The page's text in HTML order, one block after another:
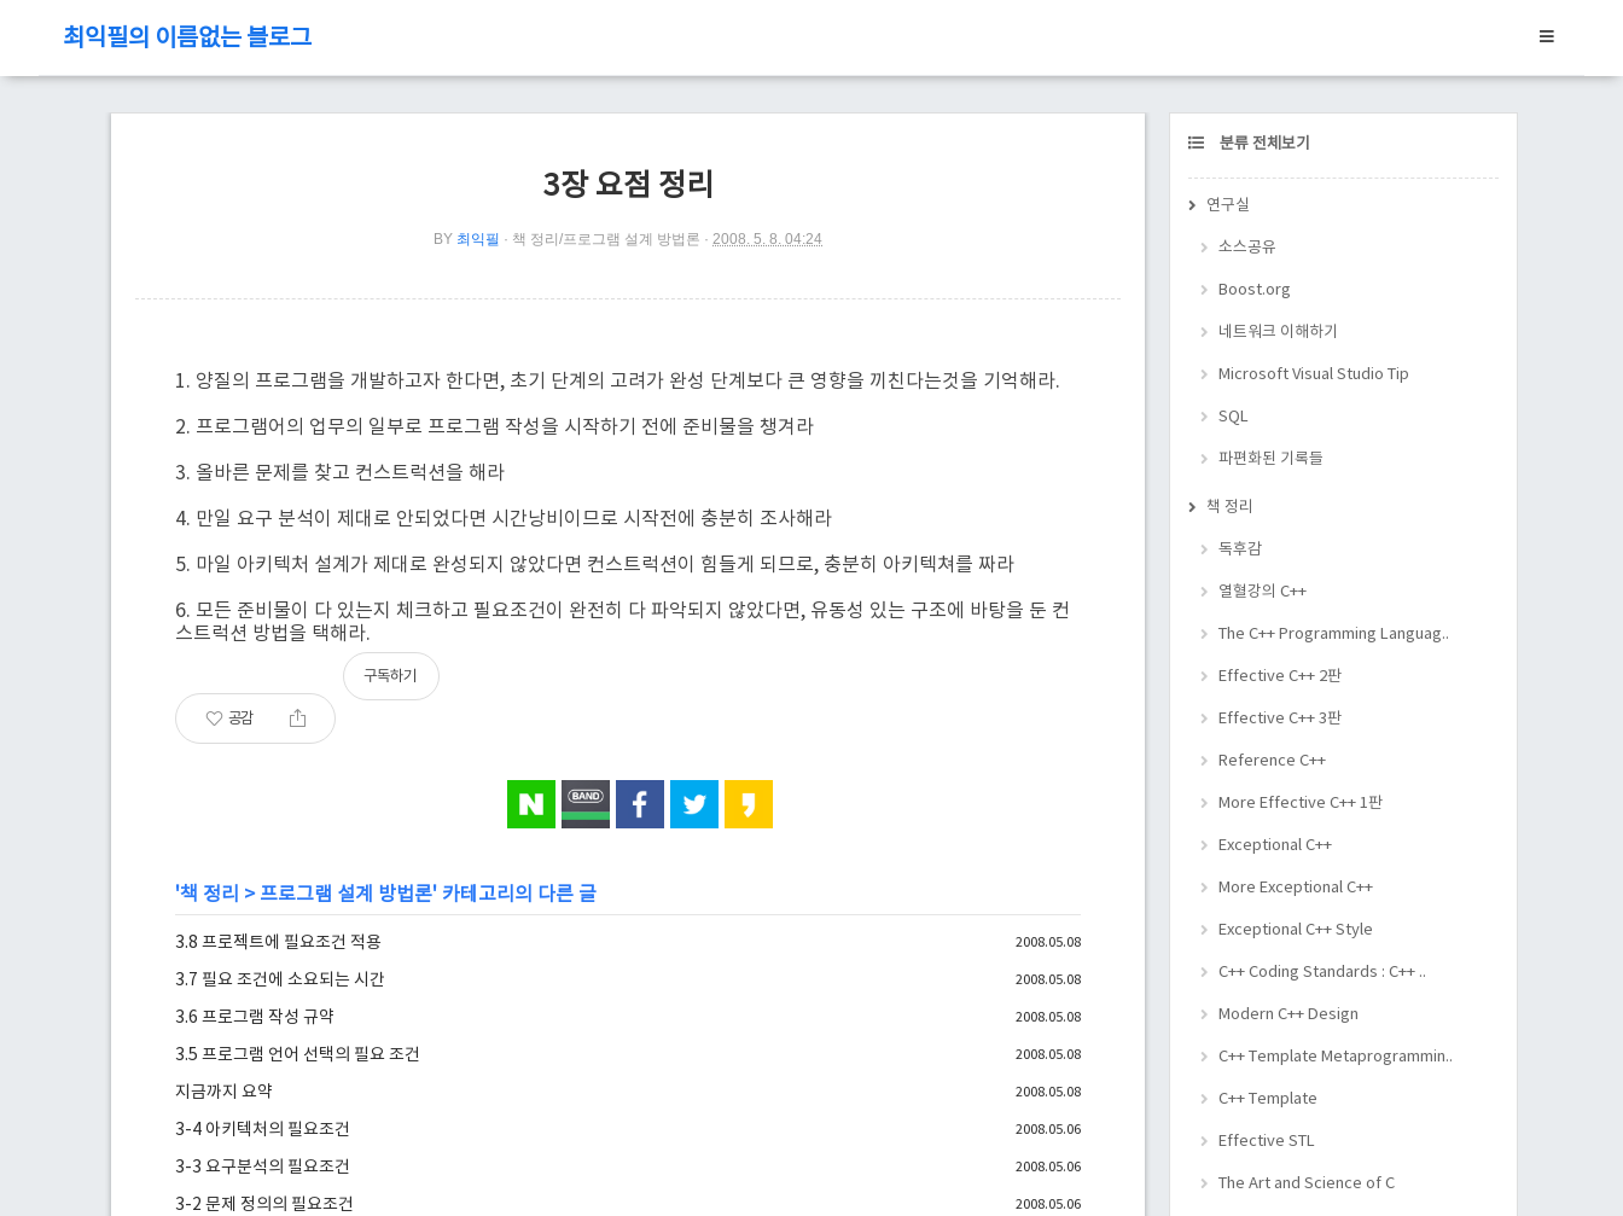
최익필의 이름없는 블로그
3장 요점 정리
BY 최익필 책 정리/프로그램 설계 방법론 2008. 5. 8. 04:24
1. 양질의 프로그램을 개발하고자 한다면, 초기 단계의 고려가 완성 단계보다 큰 영향을 끼친다는것을 기억해라.
2. 프로그램어의 업무의 일부로 프로그램 작성을 시작하기 전에 준비물을 챙겨라
3. 올바른 문제를 찾고 컨스트럭션을 해라
4. 만일 요구 분석이 제대로 안되었다면 시간낭비이므로 시작전에 충분히 조사해라
5. 마일 아키텍처 설계가 제대로 완성되지 않았다면 컨스트럭션이 힘들게 되므로, 충분히 아키텍쳐를 짜라
6. 모든 준비물이 다 있는지 체크하고 필요조건이 완전히 다 파악되지 않았다면, 유동성 있는 구조에 바탕을 둔 컨
스트럭션 방법을 택해라.
공감
구독하기
'책 정리 > 프로그램 설계 방법론' 카테고리의 다른 글
3.8 프로젝트에 필요조건 적용 2008.05.08
3.7 필요 조건에 소요되는 시간 2008.05.08
3.6 프로그램 작성 규약 2008.05.08
3.5 프로그램 언어 선택의 필요 조건 2008.05.08
지금까지 요약 2008.05.08
3-4 아키텍처의 필요조건 2008.05.06
3-3 요구분석의 필요조건 2008.05.06
3-2 문제 정의의 필요조건 2008.05.06
CATEGORY
분류 전체보기
연구실
소스공유
Boost.org
네트워크 이해하기
Microsoft Visual Studio Tip
SQL
파편화된 기록들
책 정리
독후감
열혈강의 C++
The C++ Programming Languag..
Effective C++ 2판
Effective C++ 3판
Reference C++
More Effective C++ 1판
Exceptional C++
More Exceptional C++
Exceptional C++ Style
C++ Coding Standards : C++ ..
Modern C++ Design
C++ Template Metaprogrammin..
C++ Template
Effective STL
The Art and Science of C